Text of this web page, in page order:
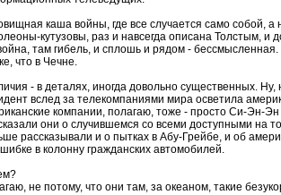
каша войны, где все случается само собой, а
кутузовы, раз и навсегда описана Толстым, и
там гибель, и сплошь и рядом - бессмысленная.
что в Чечне.
- в деталях, иногда довольно существенных. Ну,
вслед за телекомпаниями мира осветила
компании, полагаю, тоже - просто Си-Эн-
они о случившемся со всеми доступными на
рассказывали и о пытках в Абу-Грейбе, и об
в колонну гражданских автомобилей.
не потому, что они там, за океаном, такие